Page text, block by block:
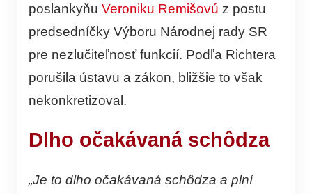
poslankyňu Veroniku Remišovú z postu
predsedníčky Výboru Národnej rady SR
pre nezlučiteľnosť funkcií. Podľa Richtera
porušila ústavu a zákon, bližšie to však
nekonkretizoval.
Dlho očakávaná schôdza
„Je to dlho očakávaná schôdza a plní